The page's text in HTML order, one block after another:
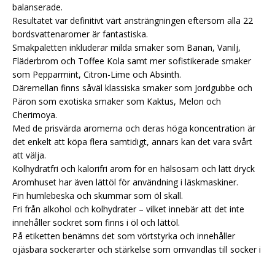
balanserade.
Resultatet var definitivt värt ansträngningen eftersom alla 22
bordsvattenaromer är fantastiska.
Smakpaletten inkluderar milda smaker som Banan, Vanilj,
Fläderbrom och Toffee Kola samt mer sofistikerade smaker
som Pepparmint, Citron-Lime och Absinth.
Däremellan finns såväl klassiska smaker som Jordgubbe och
Päron som exotiska smaker som Kaktus, Melon och
Cherimoya.
Med de prisvärda aromerna och deras höga koncentration är
det enkelt att köpa flera samtidigt, annars kan det vara svårt
att välja.
Kolhydratfri och kalorifri arom för en hälsosam och lätt dryck
Aromhuset har även lättöl för användning i läskmaskiner.
Fin humlebeska och skummar som öl skall.
Fri från alkohol och kolhydrater – vilket innebär att det inte
innehåller sockret som finns i öl och lättöl.
På etiketten benämns det som vörtstyrka och innehåller
ojäsbara sockerarter och stärkelse som omvandlas till socker i